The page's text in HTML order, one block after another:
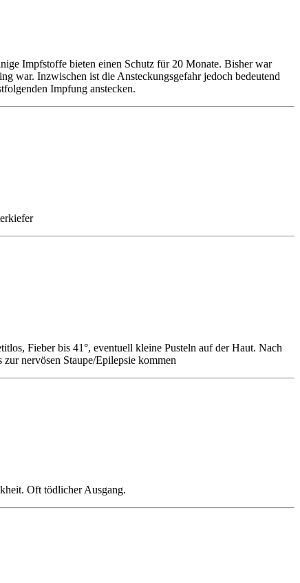
Impfstoffe bieten einen Schutz für 20 Monate. Bisher war
war. Inzwischen ist die Ansteckungsgefahr jedoch bedeutend
Impfung anstecken.
Fieber bis 41°, eventuell kleine Pusteln auf der Haut. Nach
nervösen Staupe/Epilepsie kommen
Oft tödlicher Ausgang.